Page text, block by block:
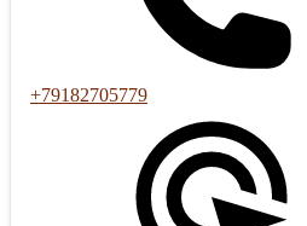
+79182705779